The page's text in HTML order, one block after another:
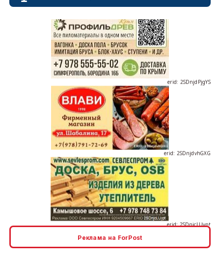
erid: 2SDnjdvhGXG
Реклама на ForPost